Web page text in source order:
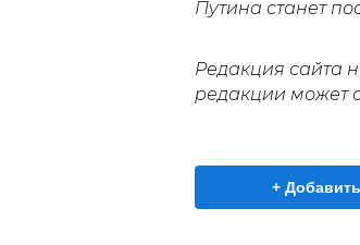
Путина станет
Редакция сайта
редакции может
+